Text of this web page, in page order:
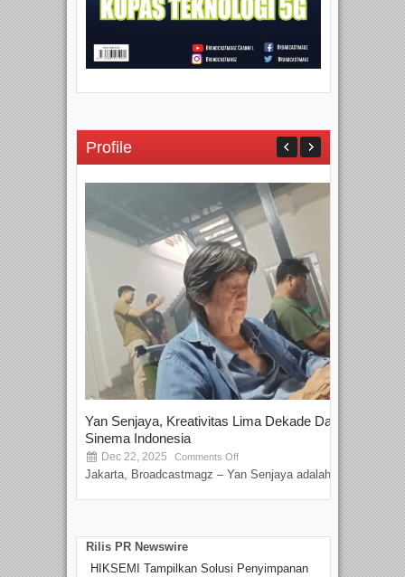
Profile
Yan Senjaya, Kreativitas Lima Dekade Dalam
Sinema Indonesia
Dec 22, 2025 Comments Off
Jakarta, Broadcastmagz – Yan Senjaya adalah...
Rilis PR Newswire
HIKSEMI Tampilkan Solusi Penyimpanan